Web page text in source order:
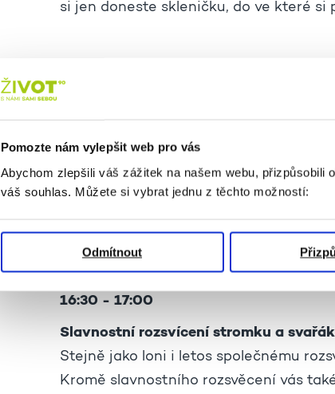
Pomozte nám vylepšit web pro vás
Abychom zlepšili váš zážitek na našem webu, přizpůsobili
váš souhlas. Můžete si vybrat jednu z těchto možností:
Odmítnout
si jen doneste skleničku, do ve které si
přáníček. Každý si budete moci vyrobit
Telefonicky na čísle 222 333 555 nebo
16:30 - 17:00
Slavnostní rozsvícení stromku a svařák
Stejně jako loni i letos společnému
Kromě slavnostního rozsvěcení vás